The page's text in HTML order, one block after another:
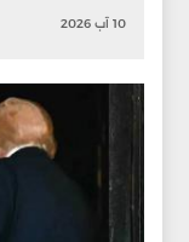
10 آب 2026